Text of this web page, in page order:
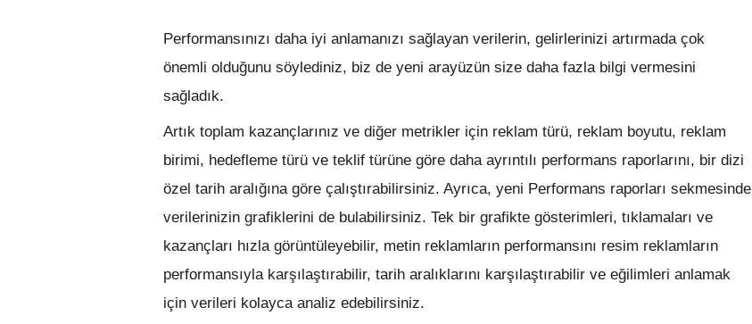
Performansınızı daha iyi anlamanızı sağlayan verilerin, gelirlerinizi artırmada çok
önemli olduğunu söylediniz, biz de yeni arayüzün size daha fazla bilgi vermesini
sağladık.
Artık toplam kazançlarınız ve diğer metrikler için reklam türü, reklam boyutu, reklam
birimi, hedefleme türü ve teklif türüne göre daha ayrıntılı performans raporlarını, bir dizi
özel tarih aralığına göre çalıştırabilirsiniz. Ayrıca, yeni Performans raporları sekmesinde
verilerinizin grafiklerini de bulabilirsiniz. Tek bir grafikte gösterimleri, tıklamaları ve
kazançları hızla görüntüleyebilir, metin reklamların performansını resim reklamların
performansıyla karşılaştırabilir, tarih aralıklarını karşılaştırabilir ve eğilimleri anlamak
için verileri kolayca analiz edebilirsiniz.